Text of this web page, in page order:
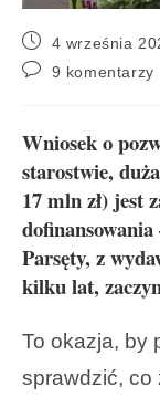
4 września
9 komentarzy
Wniosek o
starostwie,
17 mln zł) jest
Parsęty, z
kilku lat,
To okazja, by
sprawdzić, co